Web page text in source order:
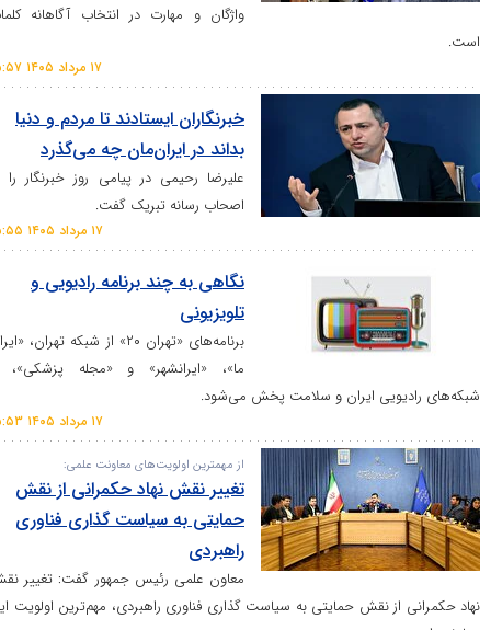
واژگان و مهارت در انتخاب آگاهانه کلمات
خبرنگاران ایستادند تا ⁧مردم⁩ و دنیا
بداند در ⁧ایران‌مان⁩ چه می‌گذرد
علیرضا رحیمی در پیامی روز خبرنگار را به
اصحاب رسانه تبریک گفت.
نگاهی به چند برنامه رادیویی و
تلویزیونی
برنامه‌های «تهران ۲۰» از شبکه تهران، «ایران
ما»، «ایرانشهر» و «مجله پزشکی»، از
ایران و سلامت پخش می‌شود.
از مهمترین اولویت‌های معاونت علمی:
تغییر نقش نهاد حکمرانی از نقش
حمایتی به سیاست گذاری فناوری
راهبردی
معاون علمی رئیس جمهور گفت: تغییر نقش
نقش حمایتی به سیاست گذاری فناوری راهبردی، مهم‌ترین اولویت این